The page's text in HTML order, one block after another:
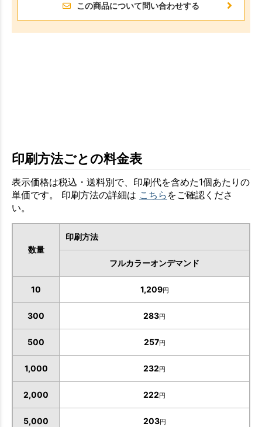
この商品について問い合わせする
印刷方法ごとの料金表
表示価格は税込・送料別で、印刷代を含めた1個あたりの
単価です。 印刷方法の詳細は こちら をご確認くださ
い。
数量
印刷方法
フルカラーオンデマンド
10 1,209円
300 283円
500 257円
1,000 232円
2,000 222円
5,000 203円